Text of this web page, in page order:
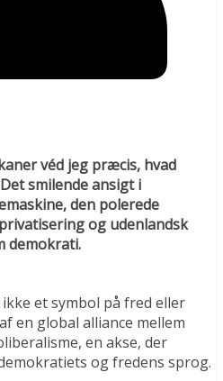
véd jeg præcis, hvad
smilende ansigt i
den polerede
og udenlandsk
demokrati.
et symbol på fred eller
en global alliance mellem
en akse, der
og fredens sprog.